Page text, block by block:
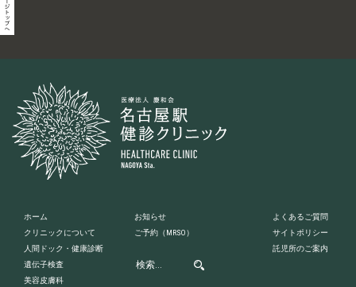
ホーム
クリニックについて
人間ドック・健康診断
遺伝子検査
美容皮膚科
お知らせ
ご予約 （MRSO）
よくあるご質問
サイトポリシー
託児所のご案内